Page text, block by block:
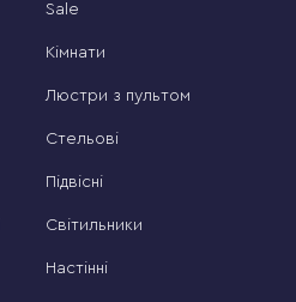
Sale
Кімнати
Люстри з пультом
Стельові
Підвісні
Світильники
Настінні